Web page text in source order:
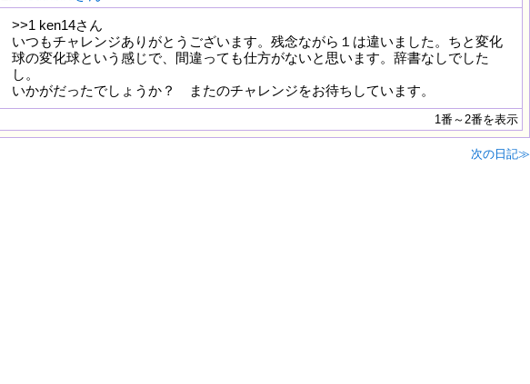
>>1 ken14さん
いつもチャレンジありがとうございます。残念ながら１は違いました。ちと変化
球の変化球という感じで、間違っても仕方がないと思います。辞書なしでした
し。
いかがだったでしょうか？ またのチャレンジをお待ちしています。
1番～2番を表示
次の日記≫